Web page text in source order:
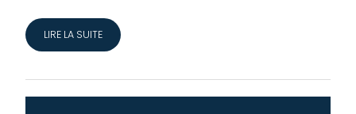
LIRE LA SUITE